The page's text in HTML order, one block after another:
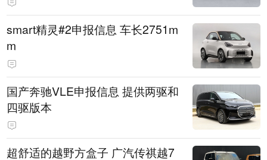
smart精灵#2申报信息 车长2751m
m
国产奔驰VLE申报信息 提供两驱和
四驱版本
超舒适的越野方盒子 广汽传祺越7